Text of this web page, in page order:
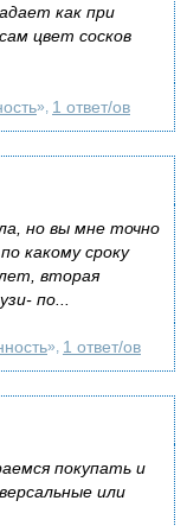
как при
цвет сосков
», 1 ответ/ов
но вы мне точно
какому сроку
вторая
по...
», 1 ответ/ов
покупать и
или